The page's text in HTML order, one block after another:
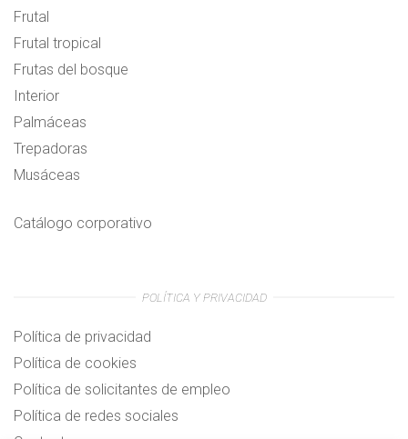
Frutal
Frutal tropical
Frutas del bosque
Interior
Palmáceas
Trepadoras
Musáceas
Catálogo corporativo
POLÍTICA Y PRIVACIDAD
Política de privacidad
Política de cookies
Política de solicitantes de empleo
Política de redes sociales